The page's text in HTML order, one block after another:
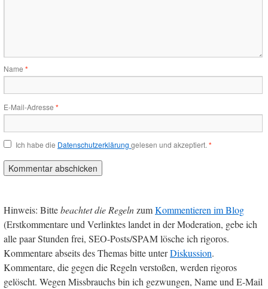
Name *
E-Mail-Adresse *
Ich habe die Datenschutzerklärung gelesen und akzeptiert. *
Hinweis: Bittebeachtet die RegelnzumKommentieren im Blog
(Erstkommentare und Verlinktes landet in der Moderation, gebe ich
alle paar Stunden frei, SEO-Posts/SPAM lösche ich rigoros.
Kommentare abseits des Themas bitte unterDiskussion.
Kommentare, die gegen die Regeln verstoßen, werden rigoros
gelöscht. Wegen Missbrauchs bin ich gezwungen, Name und E-Mail